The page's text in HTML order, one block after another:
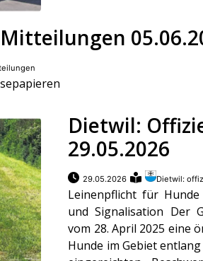
Dietwil:
29.05.2026
29.05.2026 Dietwil:
Leinenpflicht für
und Signalisation Der
vom 28. April 2025 eine
Hunde im Gebiet